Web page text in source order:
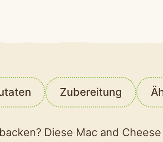
Zubereitung
Diese Mac and